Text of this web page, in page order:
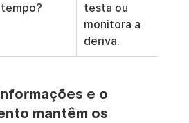
tempo?
testa ou
monitora a
deriva.
e o
mantêm os